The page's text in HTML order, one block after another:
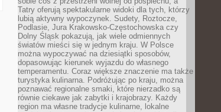
Tatry oferują spektakularne widoki dla tych, którzy
lubią aktywny wypoczynek. Sudety, Roztocze,
Podlasie, Jura Krakowsko-Częstochowska czy
Dolny Śląsk pokazują, jak wiele odmiennych
światów mieści się w jednym kraju. W Polsce
można wypoczywać na dziesiątki sposobów,
dopasowując kierunek wyjazdu do własnego
temperamentu. Coraz większe znaczenie ma także
turystyka kulinarna. Podróżując po kraju, można
poznawać regionalne smaki, które nierzadko są
równie ciekawe jak zabytki i krajobrazy. Każdy
region ma własne tradycje kulinarne, lokalne